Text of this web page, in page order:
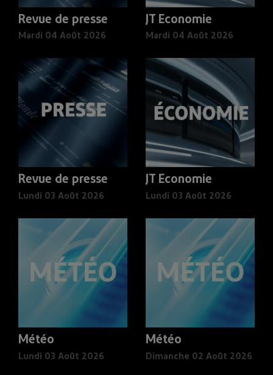
Revue de presse
Mardi 04 Août 2026
JT Economie
Mardi 04 Août 2026
Revue de presse
Lundi 03 Août 2026
JT Economie
Lundi 03 Août 2026
Météo
Lundi 03 Août 2026
Météo
Dimanche 02 Août 2026